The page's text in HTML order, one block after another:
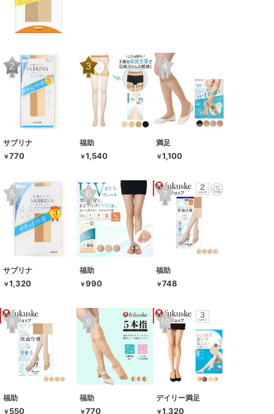
サブリナ
￥770
福助
￥1,540
満足
￥1,100
サブリナ
￥1,320
福助
￥990
福助
￥748
福助
￥ 550
福助
￥770
デイリー満足
￥1,320